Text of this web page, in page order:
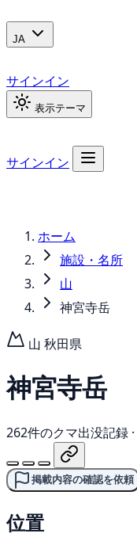
JA
サインイン
表示テーマ
サインイン
ホーム
施設・名所
山
神宮寺岳
山 秋田県
神宮寺岳
262件のクマ出没記録 ·
掲載内容の確認を依頼
位置